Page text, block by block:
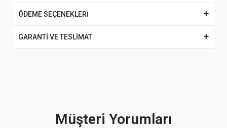
ÖDEME SEÇENEKLERİ
GARANTİ VE TESLİMAT
Müşteri Yorumları